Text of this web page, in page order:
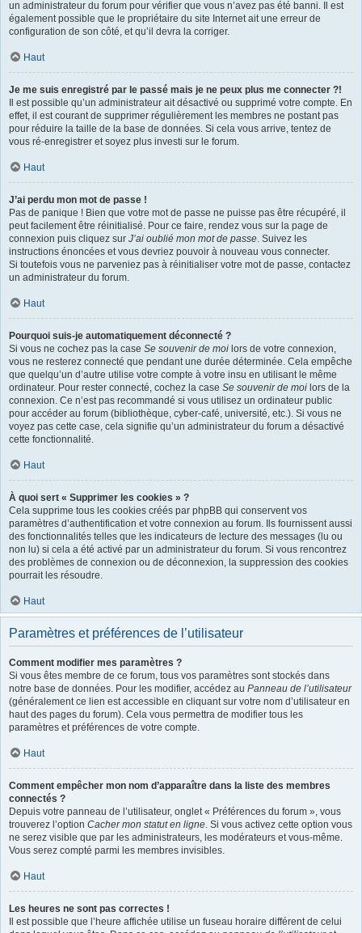
un administrateur du forum pour vérifier que vous n’avez pas été banni. Il est
également possible que le propriétaire du site Internet ait une erreur de
configuration de son côté, et qu’il devra la corriger.
Haut
Je me suis enregistré par le passé mais je ne peux plus me connecter ?!
Il est possible qu’un administrateur ait désactivé ou supprimé votre compte. En
effet, il est courant de supprimer régulièrement les membres ne postant pas
pour réduire la taille de la base de données. Si cela vous arrive, tentez de
vous ré-enregistrer et soyez plus investi sur le forum.
Haut
J’ai perdu mon mot de passe !
Pas de panique ! Bien que votre mot de passe ne puisse pas être récupéré, il
peut facilement être réinitialisé. Pour ce faire, rendez vous sur la page de
connexion puis cliquez sur J’ai oublié mon mot de passe. Suivez les
instructions énoncées et vous devriez pouvoir à nouveau vous connecter.
Si toutefois vous ne parveniez pas à réinitialiser votre mot de passe, contactez
un administrateur du forum.
Haut
Pourquoi suis-je automatiquement déconnecté ?
Si vous ne cochez pas la case Se souvenir de moi lors de votre connexion,
vous ne resterez connecté que pendant une durée déterminée. Cela empêche
que quelqu’un d’autre utilise votre compte à votre insu en utilisant le même
ordinateur. Pour rester connecté, cochez la case Se souvenir de moi lors de la
connexion. Ce n’est pas recommandé si vous utilisez un ordinateur public
pour accéder au forum (bibliothèque, cyber-café, université, etc.). Si vous ne
voyez pas cette case, cela signifie qu’un administrateur du forum a désactivé
cette fonctionnalité.
Haut
À quoi sert « Supprimer les cookies » ?
Cela supprime tous les cookies créés par phpBB qui conservent vos
paramètres d’authentification et votre connexion au forum. Ils fournissent aussi
des fonctionnalités telles que les indicateurs de lecture des messages (lu ou
non lu) si cela a été activé par un administrateur du forum. Si vous rencontrez
des problèmes de connexion ou de déconnexion, la suppression des cookies
pourrait les résoudre.
Haut
Paramètres et préférences de l’utilisateur
Comment modifier mes paramètres ?
Si vous êtes membre de ce forum, tous vos paramètres sont stockés dans
notre base de données. Pour les modifier, accédez au Panneau de l’utilisateur
(généralement ce lien est accessible en cliquant sur votre nom d’utilisateur en
haut des pages du forum). Cela vous permettra de modifier tous les
paramètres et préférences de votre compte.
Haut
Comment empêcher mon nom d’apparaître dans la liste des membres
connectés ?
Depuis votre panneau de l’utilisateur, onglet « Préférences du forum », vous
trouverez l’option Cacher mon statut en ligne. Si vous activez cette option vous
ne serez visible que par les administrateurs, les modérateurs et vous-même.
Vous serez compté parmi les membres invisibles.
Haut
Les heures ne sont pas correctes !
Il est possible que l’heure affichée utilise un fuseau horaire différent de celui